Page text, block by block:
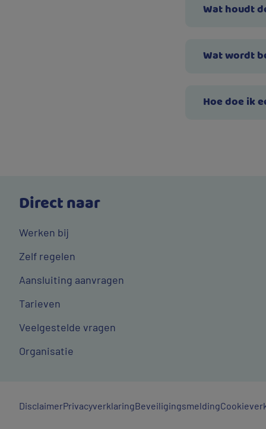
Wat houdt
Wat wordt
Hoe doe ik
Direct naar
Werken bij
Zelf regelen
Aansluiting aanvragen
Tarieven
Veelgestelde vragen
Organisatie
Algemene
DisclaimerPrivacyverklaringBeveiligingsmelding